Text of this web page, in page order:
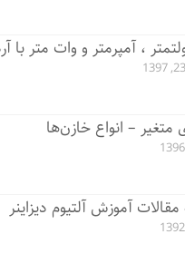
، آمپرمتر و وات متر با
متغیر – انواع خازن‌ها
آموزش آلتیوم دیزاینر